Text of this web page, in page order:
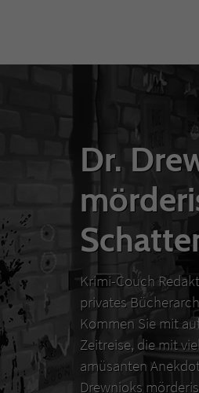
Dr.
Krimi-Couch
privates
Kommen Sie mit
Zeitreise, die mit
amüsanten
Drewnioks